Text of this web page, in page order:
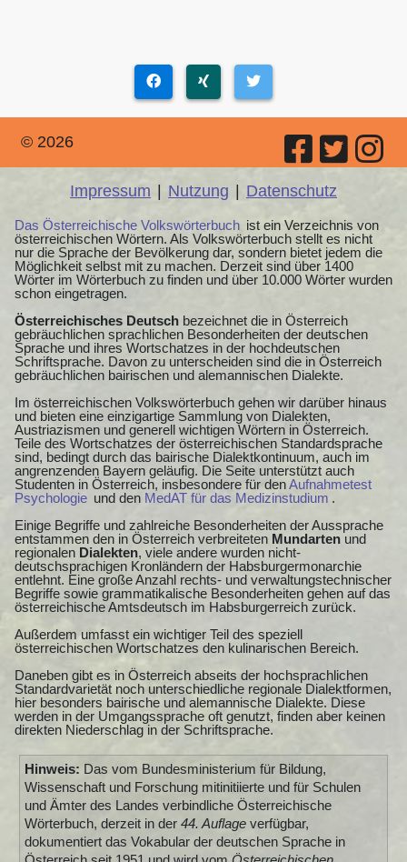
© 2026
Impressum Nutzung Datenschutz
Das Österreichische Volkswörterbuch ist ein Verzeichnis von
österreichischen Wörtern. Als Volkswörterbuch stellt es nicht
nur die Sprache der Bevölkerung dar, sondern bietet jedem die
Möglichkeit selbst mit zu machen. Derzeit sind über 1400
Wörter im Wörterbuch zu finden und über 10.000 Wörter wurden
schon eingetragen.
Österreichisches Deutsch bezeichnet die in Österreich
gebräuchlichen sprachlichen Besonderheiten der deutschen
Sprache und ihres Wortschatzes in der hochdeutschen
Schriftsprache. Davon zu unterscheiden sind die in Österreich
gebräuchlichen bairischen und alemannischen Dialekte.
Im österreichischen Volkswörterbuch gehen wir darüber hinaus
und bieten eine einzigartige Sammlung von Dialekten,
Austriazismen und generell wichtigen Wörtern in Österreich.
Teile des Wortschatzes der österreichischen Standardsprache
sind, bedingt durch das bairische Dialektkontinuum, auch im
angrenzenden Bayern geläufig. Die Seite unterstützt auch
Studenten in Österreich, insbesondere für denAufnahmetest
Psychologie und den MedAT für das Medizinstudium .
Einige Begriffe und zahlreiche Besonderheiten der Aussprache
entstammen den in Österreich verbreiteten Mundarten und
regionalen Dialekten, viele andere wurden nicht-
deutschsprachigen Kronländern der Habsburgermonarchie
entlehnt. Eine große Anzahl rechts- und verwaltungstechnischer
Begriffe sowie grammatikalische Besonderheiten gehen auf das
österreichische Amtsdeutsch im Habsburgerreich zurück.
Außerdem umfasst ein wichtiger Teil des speziell
österreichischen Wortschatzes den kulinarischen Bereich.
Daneben gibt es in Österreich abseits der hochsprachlichen
Standardvarietät noch unterschiedliche regionale Dialektformen,
hier besonders bairische und alemannische Dialekte. Diese
werden in der Umgangssprache oft genutzt, finden aber keinen
direkten Niederschlag in der Schriftsprache.
Hinweis: Das vom Bundesministerium für Bildung,
Wissenschaft und Forschung mitinitiierte und für Schulen
und Ämter des Landes verbindliche Österreichische
Wörterbuch, derzeit in der 44. Auflageverfügbar,
dokumentiert das Vokabular der deutschen Sprache in